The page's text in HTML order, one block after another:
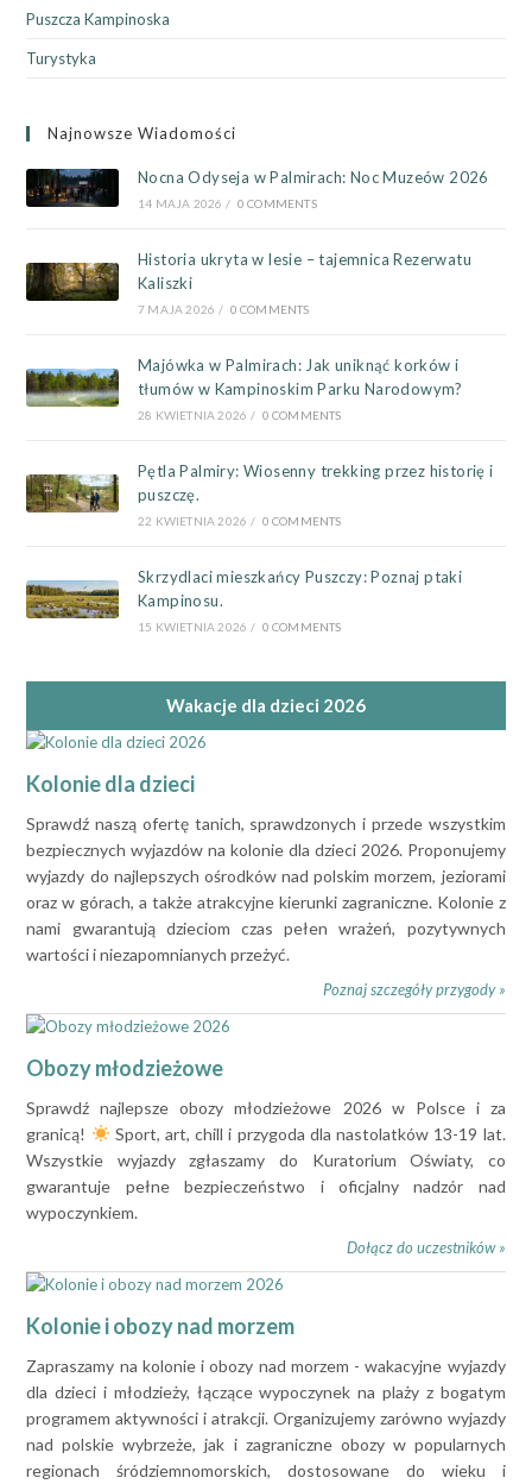
Puszcza Kampinoska
Turystyka
Najnowsze Wiadomości
Nocna Odyseja w Palmirach: Noc Muzeów 2026
14 MAJA 2026 / 0 COMMENTS
Historia ukryta w lesie – tajemnica Rezerwatu
Kaliszki
7 MAJA 2026 / 0 COMMENTS
Majówka w Palmirach: Jak uniknąć korków i
tłumów w Kampinoskim Parku Narodowym?
28 KWIETNIA 2026 / 0 COMMENTS
Pętla Palmiry: Wiosenny trekking przez historię i
puszczę.
22 KWIETNIA 2026 / 0 COMMENTS
Skrzydlaci mieszkańcy Puszczy: Poznaj ptaki
Kampinosu.
15 KWIETNIA 2026 / 0 COMMENTS
Wakacje dla dzieci 2026
Kolonie dla dzieci
Sprawdź naszą ofertę tanich, sprawdzonych i przede wszystkim
bezpiecznych wyjazdów na kolonie dla dzieci 2026. Proponujemy
wyjazdy do najlepszych ośrodków nad polskim morzem, jeziorami
oraz w górach, a także atrakcyjne kierunki zagraniczne. Kolonie z
nami gwarantują dzieciom czas pełen wrażeń, pozytywnych
wartości i niezapomnianych przeżyć.
Poznaj szczegóły przygody »
Obozy młodzieżowe
Sprawdź najlepsze obozy młodzieżowe 2026 w Polsce i za
granicą!
Sport, art, chill i przygoda dla nastolatków 13-19 lat.
Wszystkie wyjazdy zgłaszamy do Kuratorium Oświaty, co
gwarantuje pełne bezpieczeństwo i oficjalny nadzór nad
wypoczynkiem.
Dołącz do uczestników »
Kolonie i obozy nad morzem
Zapraszamy na kolonie i obozy nad morzem - wakacyjne wyjazdy
dla dzieci i młodzieży, łączące wypoczynek na plaży z bogatym
programem aktywności i atrakcji. Organizujemy zarówno wyjazdy
nad polskie wybrzeże, jak i zagraniczne obozy w popularnych
regionach śródziemnomorskich, dostosowane do wieku i